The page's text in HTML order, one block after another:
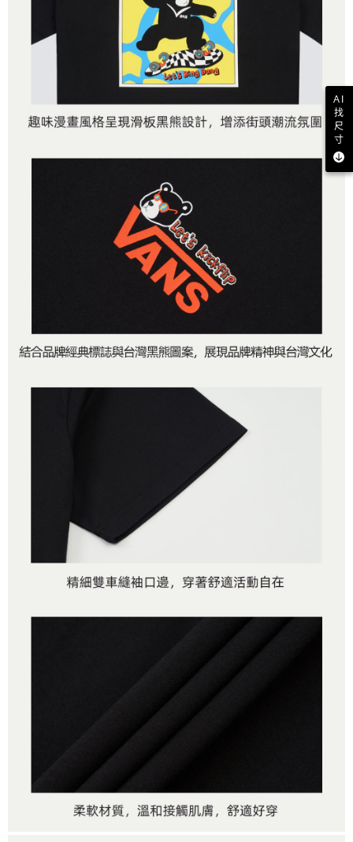
AI
找
尺
寸